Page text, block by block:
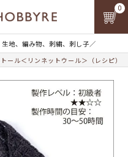
地、編み物、刺繍、刺し子／
0
ール＜リンネットウール＞（レシピ）